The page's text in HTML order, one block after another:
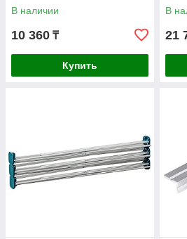
В наличии
10 360 ₸
Купить
В
21